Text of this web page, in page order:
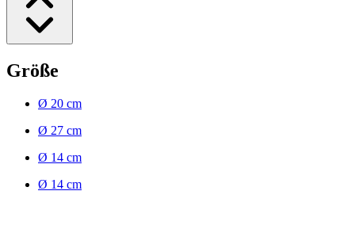
Größe
Ø 20 cm
Ø 27 cm
Ø 14 cm
Ø 14 cm